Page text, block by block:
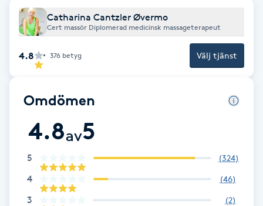
Coachning
Color correction
Cryoterapi
Diamantslipning
Catharina Cantzler Øvermo
Cert massör Diplomerad medicinsk massageterapeut
4.8 376 betyg Välj tjänst
Omdömen
4.8av5
5 (324)
4 (46)
3 (2)